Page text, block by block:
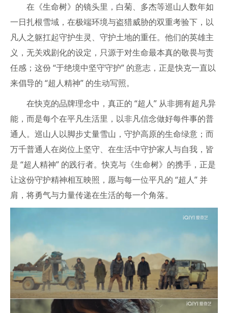
在《生命树》的镜头里，白菊、多杰等巡山人数年如
一日扎根雪域，在极端环境与盗猎威胁的双重考验下，以
凡人之躯扛起守护生灵、守护土地的重任。他们的英雄主
义，无关戏剧化的设定，只源于对生命最本真的敬畏与责
任感；这份 “于绝境中坚守守护” 的意志，正是快克一直以
来倡导的 “超人精神” 的生动写照。
在快克的品牌理念中，真正的 “超人” 从非拥有超凡异
能，而是每个在平凡生活里，以非凡信念做好每件事的普
通人。巡山人以脚步丈量雪山，守护高原的生命绿意；而
万千普通人在岗位上坚守、在生活中守护家人与自我，皆
是 “超人精神” 的践行者。快克与《生命树》的携手，正是
让这份守护精神相互映照，愿与每一位平凡的 “超人” 并
肩，将勇气与力量传递在生活的每一个角落。